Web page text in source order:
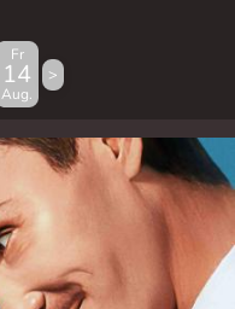
Fr
14
Aug.
>